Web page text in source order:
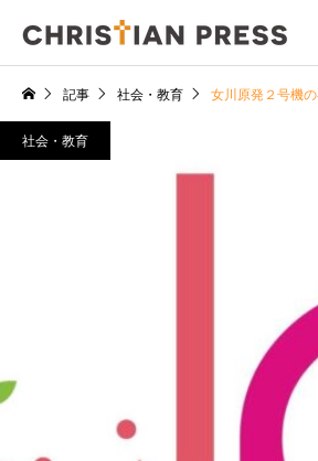
記事 社会・教育 女川原発２号機
社会・教育